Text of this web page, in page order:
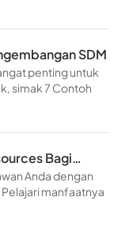
SDM
penting untuk
simak 7 Contoh
Bagi
Anda dengan
manfaatnya